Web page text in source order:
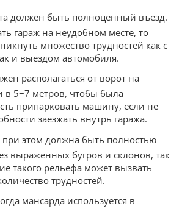
должен быть полноценный въезд.
гараж на неудобном месте, то
множество трудностей как с
и выездом автомобиля.
располагаться от ворот на
в 5−7 метров, чтобы была
припарковать машину, если не
заезжать внутрь гаража.
этом должна быть полностью
выраженных бугров и склонов, так
такого рельефа может вызвать
трудностей.
мансарда используется в